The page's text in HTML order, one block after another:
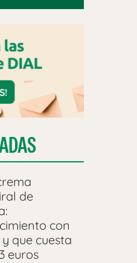
de
con
que cuesta
euros